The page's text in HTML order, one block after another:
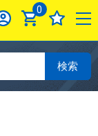
0
検索